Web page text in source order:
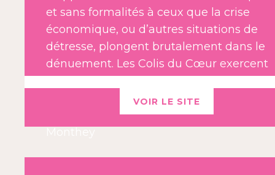
et sans formalités à ceux que la crise
économique, ou d’autres situations de
détresse, plongent brutalement dans le
dénuement. Les Colis du Cœur exercent
Maison paroissiale- Rue de l’église 10,
VOIR LE SITE